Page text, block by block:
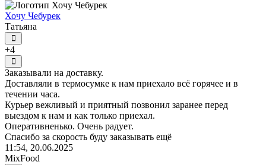
Хочу Чебурек
Татьяна
+4
Заказывали на доставку.
Доставляли в термосумке к нам приехало всё горячее и в
течении часа.
Курьер вежливый и приятный позвонил заранее перед
выездом к нам и как только приехал.
Оперативненько. Очень радует.
Спасибо за скорость буду заказывать ещё
11:54, 20.06.2025
MixFood